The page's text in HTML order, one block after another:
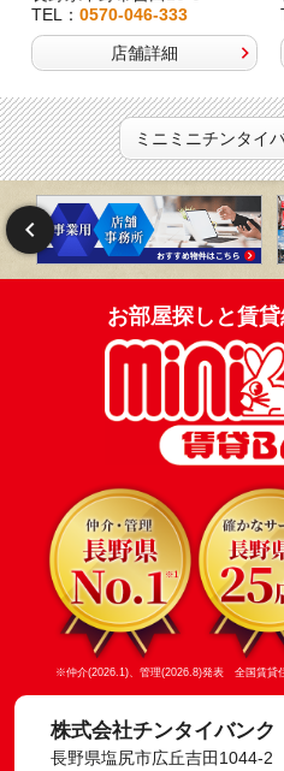
TEL： 0570-046-333
店舗詳細
ミニミニチンタイ
お部屋探しと賃
※仲介(2026.1)、管理(2026.8)発表 全国賃貸
株式会社チンタイバンク
長野県塩尻市広丘吉田1044-2